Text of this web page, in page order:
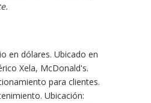
en dólares. Ubicado en
Xela, McDonald's.
para clientes.
Ubicación: